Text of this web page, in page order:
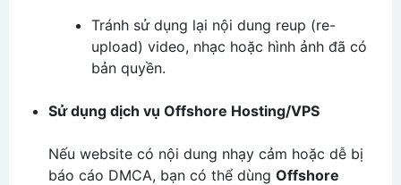
Tránh sử dụng lại nội dung reup (re-
upload) video, nhạc hoặc hình ảnh đã có
bản quyền.
Sử dụng dịch vụ Offshore Hosting/VPS
Nếu website có nội dung nhạy cảm hoặc dễ bị
báo cáo DMCA, bạn có thể dùng Offshore